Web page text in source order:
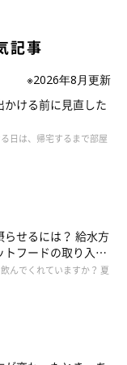
割合が多かったわけ
いな。猫だからか
記事
※2026年8月更新
ける前に見直した
日は、帰宅するまで部屋
せるには？ 給水方
フードの取り入れ
んでくれていますか？ 夏